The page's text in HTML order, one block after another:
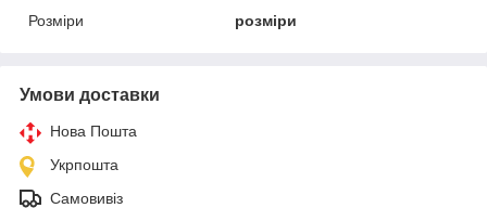
Розміри
розміри
Умови доставки
Нова Пошта
Укрпошта
Самовивіз